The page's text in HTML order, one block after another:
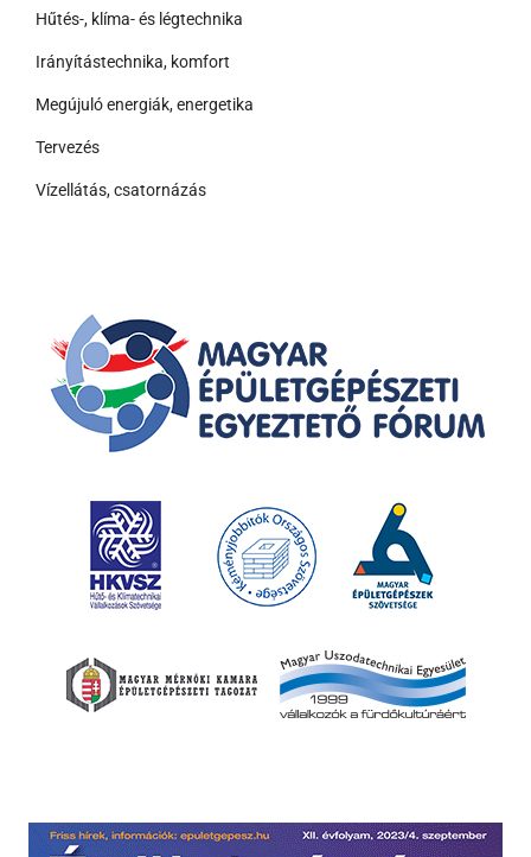
Hűtés-, klíma- és légtechnika
Irányítástechnika, komfort
Megújuló energiák, energetika
Tervezés
Vízellátás, csatornázás